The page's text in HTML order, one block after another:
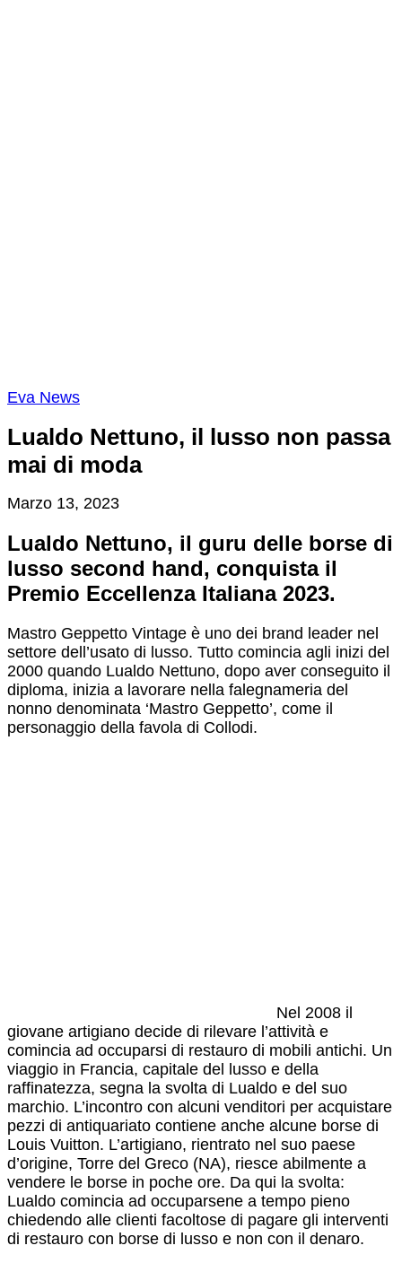
Eva News
Lualdo Nettuno, il lusso non passa
mai di moda
Marzo 13, 2023
Lualdo Nettuno, il guru delle borse di
lusso second hand, conquista il
Premio Eccellenza Italiana 2023.
Mastro Geppetto Vintage è uno dei brand leader nel
settore dell’usato di lusso. Tutto comincia agli inizi del
2000 quando Lualdo Nettuno, dopo aver conseguito il
diploma, inizia a lavorare nella falegnameria del
nonno denominata ‘Mastro Geppetto’, come il
personaggio della favola di Collodi.
Nel 2008 il
giovane artigiano decide di rilevare l’attività e
comincia ad occuparsi di restauro di mobili antichi. Un
viaggio in Francia, capitale del lusso e della
raffinatezza, segna la svolta di Lualdo e del suo
marchio. L’incontro con alcuni venditori per acquistare
pezzi di antiquariato contiene anche alcune borse di
Louis Vuitton. L’artigiano, rientrato nel suo paese
d’origine, Torre del Greco (NA), riesce abilmente a
vendere le borse in poche ore. Da qui la svolta:
Lualdo comincia ad occuparsene a tempo pieno
chiedendo alle clienti facoltose di pagare gli interventi
di restauro con borse di lusso e non con il denaro.